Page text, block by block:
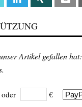
Artikel gefallen
oder €